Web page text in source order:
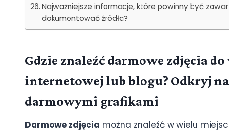
Najważniejsze informacje, które powinny być
dokumentować źródła?
Gdzie znaleźć darmowe zdjęcia
internetowej lub blogu? Odkryj
darmowymi grafikami
Darmowe zdjęcia można znaleźć w wielu